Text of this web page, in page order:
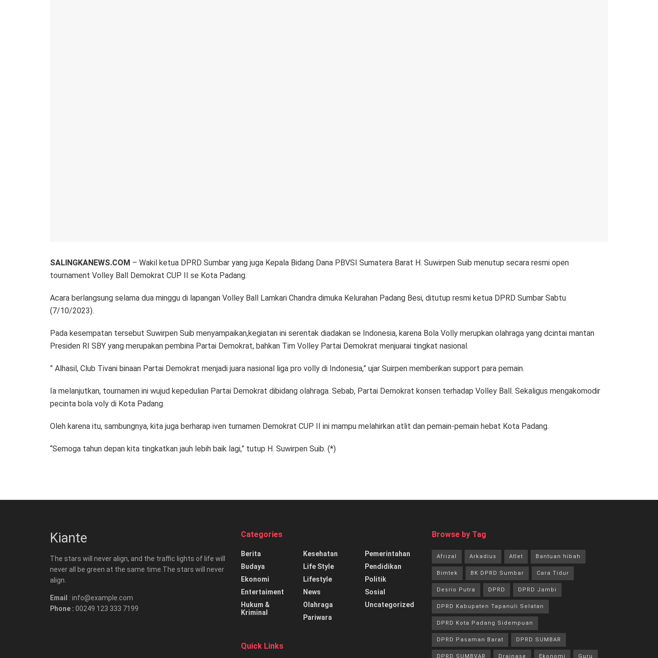
SALINGKANEWS.COM – Wakil ketua DPRD Sumbar yang juga Kepala Bidang Dana PBVSI Sumatera Barat H. Suwirpen Suib menutup secara resmi open
tournament Volley Ball Demokrat CUP II se Kota Padang.
Acara berlangsung selama dua minggu di lapangan Volley Ball Lamkari Chandra dimuka Kelurahan Padang Besi, ditutup resmi ketua DPRD Sumbar Sabtu
(7/10/2023).
Pada kesempatan tersebut Suwirpen Suib menyampaikan,kegiatan ini serentak diadakan se Indonesia, karena Bola Volly merupkan olahraga yang dcintai mantan
Presiden RI SBY yang merupakan pembina Partai Demokrat, bahkan Tim Volley Partai Demokrat menjuarai tingkat nasional.
” Alhasil, Club Tivani binaan Partai Demokrat menjadi juara nasional liga pro volly di Indonesia,” ujar Suirpen memberikan support para pemain.
Ia melanjutkan, tournamen ini wujud kepedulian Partai Demokrat dibidang olahraga. Sebab, Partai Demokrat konsen terhadap Volley Ball. Sekaligus mengakomodir
pecinta bola voly di Kota Padang.
Oleh karena itu, sambungnya, kita juga berharap iven turnamen Demokrat CUP II ini mampu melahirkan atlit dan pemain-pemain hebat Kota Padang.
“Semoga tahun depan kita tingkatkan jauh lebih baik lagi,” tutup H. Suwirpen Suib. (*)
Kiante
The stars will never align, and the traffic lights of life will
never all be green at the same time.The stars will never
align.
Email : info@example.com
Phone : 00249 123 333 7199
Categories
Berita
Budaya
Ekonomi
Entertaiment
Hukum &
Kriminal
Kesehatan
Life Style
Lifestyle
News
Olahraga
Pariwara
Pemerintahan
Pendidikan
Politik
Sosial
Uncategorized
Quick Links
Browse by Tag
Afrizal Arkadius Atlet Bantuan hibah
Bimtek BK DPRD Sumbar Cara Tidur
Desrio Putra DPRD DPRD Jambi
DPRD Kabupaten Tapanuli Selatan
DPRD Kota Padang Sidempuan
DPRD Pasaman Barat DPRD SUMBAR
DPRD SUMBVAR Drainase Ekonomi Guru